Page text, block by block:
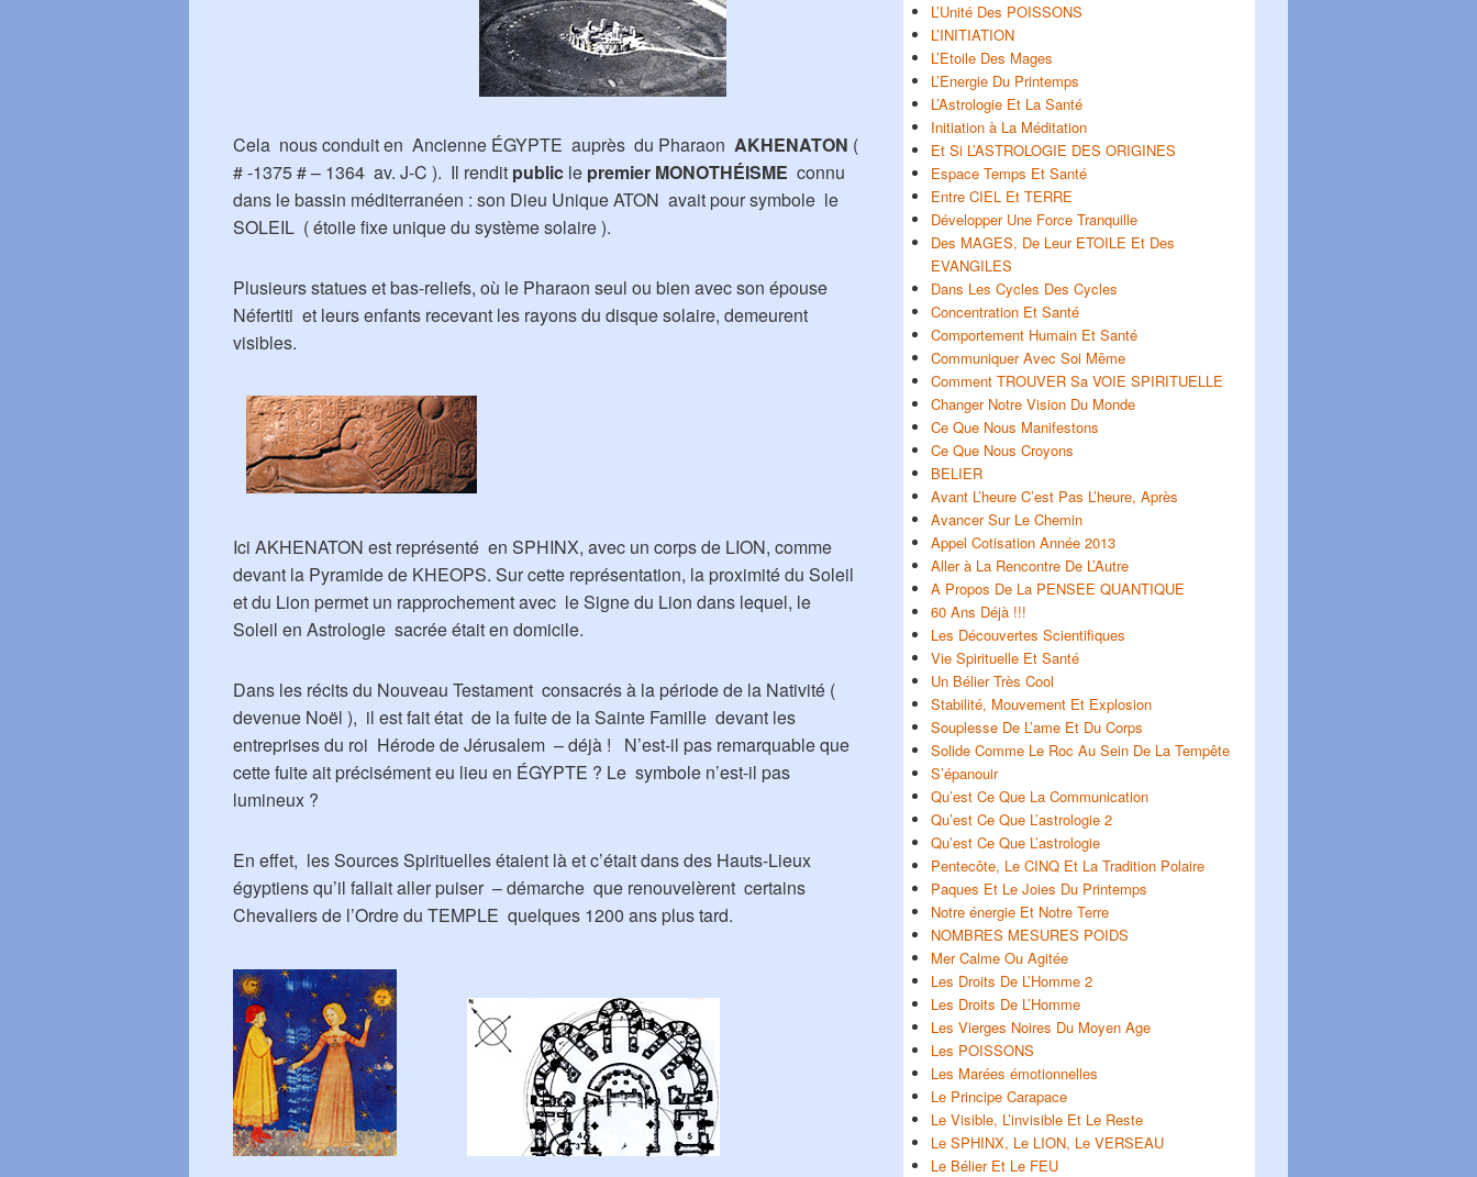
Cela nous conduit en Ancienne ÉGYPTE auprès du Pharaon AKHENATON (
# -1375 # – 1364 av. J-C ). Il rendit public le premier MONOTHÉISME connu
dans le bassin méditerranéen : son Dieu Unique ATON avait pour symbole le
SOLEIL ( étoile fixe unique du système solaire ).
Plusieurs statues et bas-reliefs, où le Pharaon seul ou bien avec son épouse
Néfertiti et leurs enfants recevant les rayons du disque solaire, demeurent
visibles.
Ici AKHENATON est représenté en SPHINX, avec un corps de LION, comme
devant la Pyramide de KHEOPS. Sur cette représentation, la proximité du Soleil
et du Lion permet un rapprochement avec le Signe du Lion dans lequel, le
Soleil en Astrologie sacrée était en domicile.
Dans les récits du Nouveau Testament consacrés à la période de la Nativité (
devenue Noël ), il est fait état de la fuite de la Sainte Famille devant les
entreprises du roi Hérode de Jérusalem – déjà ! N’est-il pas remarquable que
cette fuite ait précisément eu lieu en ÉGYPTE ? Le symbole n’est-il pas
lumineux ?
En effet, les Sources Spirituelles étaient là et c’était dans des Hauts-Lieux
égyptiens qu’il fallait aller puiser – démarche que renouvelèrent certains
Chevaliers de l’Ordre du TEMPLE quelques 1200 ans plus tard.
L’Unité Des POISSONS
L’INITIATION
L’Etoile Des Mages
L’Energie Du Printemps
L’Astrologie Et La Santé
Initiation à La Méditation
Et Si L’ASTROLOGIE DES ORIGINES
Espace Temps Et Santé
Entre CIEL Et TERRE
Développer Une Force Tranquille
Des MAGES, De Leur ETOILE Et Des
EVANGILES
Dans Les Cycles Des Cycles
Concentration Et Santé
Comportement Humain Et Santé
Communiquer Avec Soi Même
Comment TROUVER Sa VOIE SPIRITUELLE
Changer Notre Vision Du Monde
Ce Que Nous Manifestons
Ce Que Nous Croyons
BELIER
Avant L’heure C’est Pas L’heure, Après
Avancer Sur Le Chemin
Appel Cotisation Année 2013
Aller à La Rencontre De L’Autre
A Propos De La PENSEE QUANTIQUE
60 Ans Déjà !!!
Les Découvertes Scientifiques
Vie Spirituelle Et Santé
Un Bélier Très Cool
Stabilité, Mouvement Et Explosion
Souplesse De L’ame Et Du Corps
Solide Comme Le Roc Au Sein De La Tempête
S’épanouir
Qu’est Ce Que La Communication
Qu’est Ce Que L’astrologie 2
Qu’est Ce Que L’astrologie
Pentecôte, Le CINQ Et La Tradition Polaire
Paques Et Le Joies Du Printemps
Notre énergie Et Notre Terre
NOMBRES MESURES POIDS
Mer Calme Ou Agitée
Les Droits De L’Homme 2
Les Droits De L’Homme
Les Vierges Noires Du Moyen Age
Les POISSONS
Les Marées émotionnelles
Le Principe Carapace
Le Visible, L’invisible Et Le Reste
Le SPHINX, Le LION, Le VERSEAU
Le Bélier Et Le FEU